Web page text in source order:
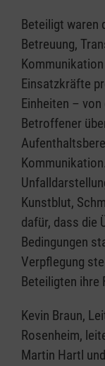
Beteiligt waren
Betreuung,
Einsatzkräfte
Einheiten –
Betroffener
Kunstblut,
dafür, dass die
Bedingungen
Verpflegung
Beteiligten ihre
Kevin Braun,
Rosenheim,
Martin Hartl